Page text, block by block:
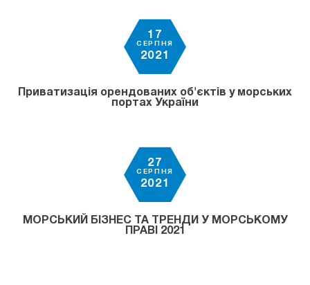
17
СЕРПНЯ
2021
Приватизація орендованих об'єктів у морських
портах України
27
СЕРПНЯ
2021
МОРСЬКИЙ БІЗНЕС ТА ТРЕНДИ У МОРСЬКОМУ
ПРАВІ 2021